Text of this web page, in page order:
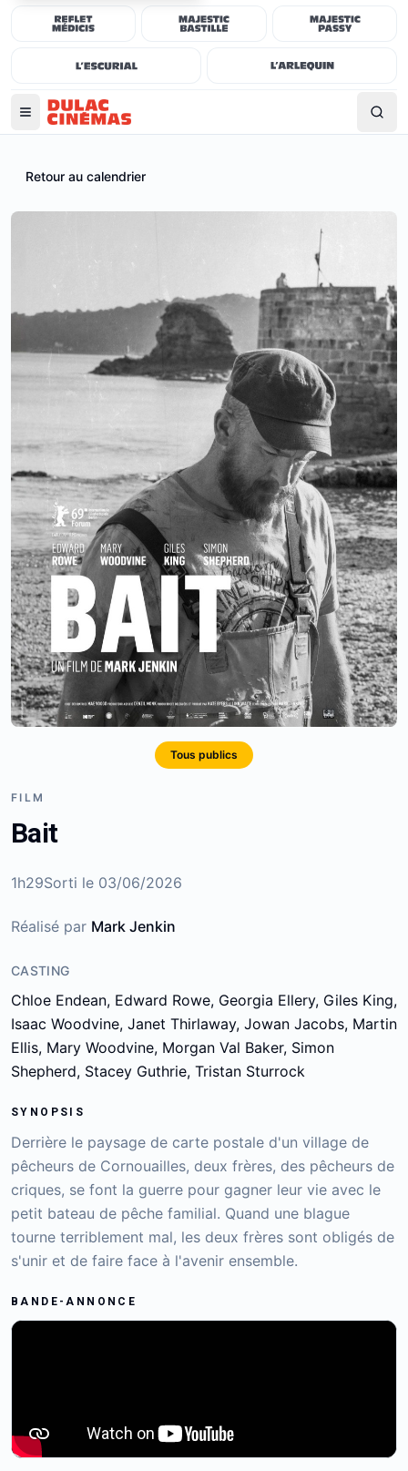
Retour au calendrier
Tous publics
FILM
Bait
1h29Sorti le 03/06/2026
Réalisé par Mark Jenkin
CASTING
Chloe Endean, Edward Rowe, Georgia Ellery, Giles King,
Isaac Woodvine, Janet Thirlaway, Jowan Jacobs, Martin
Ellis, Mary Woodvine, Morgan Val Baker, Simon
Shepherd, Stacey Guthrie, Tristan Sturrock
SYNOPSIS
Derrière le paysage de carte postale d'un village de
pêcheurs de Cornouailles, deux frères, des pêcheurs de
criques, se font la guerre pour gagner leur vie avec le
petit bateau de pêche familial. Quand une blague
tourne terriblement mal, les deux frères sont obligés de
s'unir et de faire face à l'avenir ensemble.
BANDE-ANNONCE